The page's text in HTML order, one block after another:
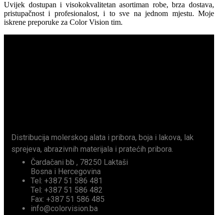
Uvijek dostupan i visokokvalitetan asortiman robe, brza dostava,
pristupačnost i profesionalost, i to sve na jednom mjestu. Moje
iskrene preporuke za Color Vision tim.
Distribucija molerskog alata i pribora, boja i lakova, lak
sprejeva, abrazivnih materijala i pratećih pribora.
Čardačani bb , 78250 Laktaši
Bosna i Hercegovina
Tel: +387 51 586 481
Tel: +387 51 586 482
Fax: +387 51 586 485
info@colorvision.ba